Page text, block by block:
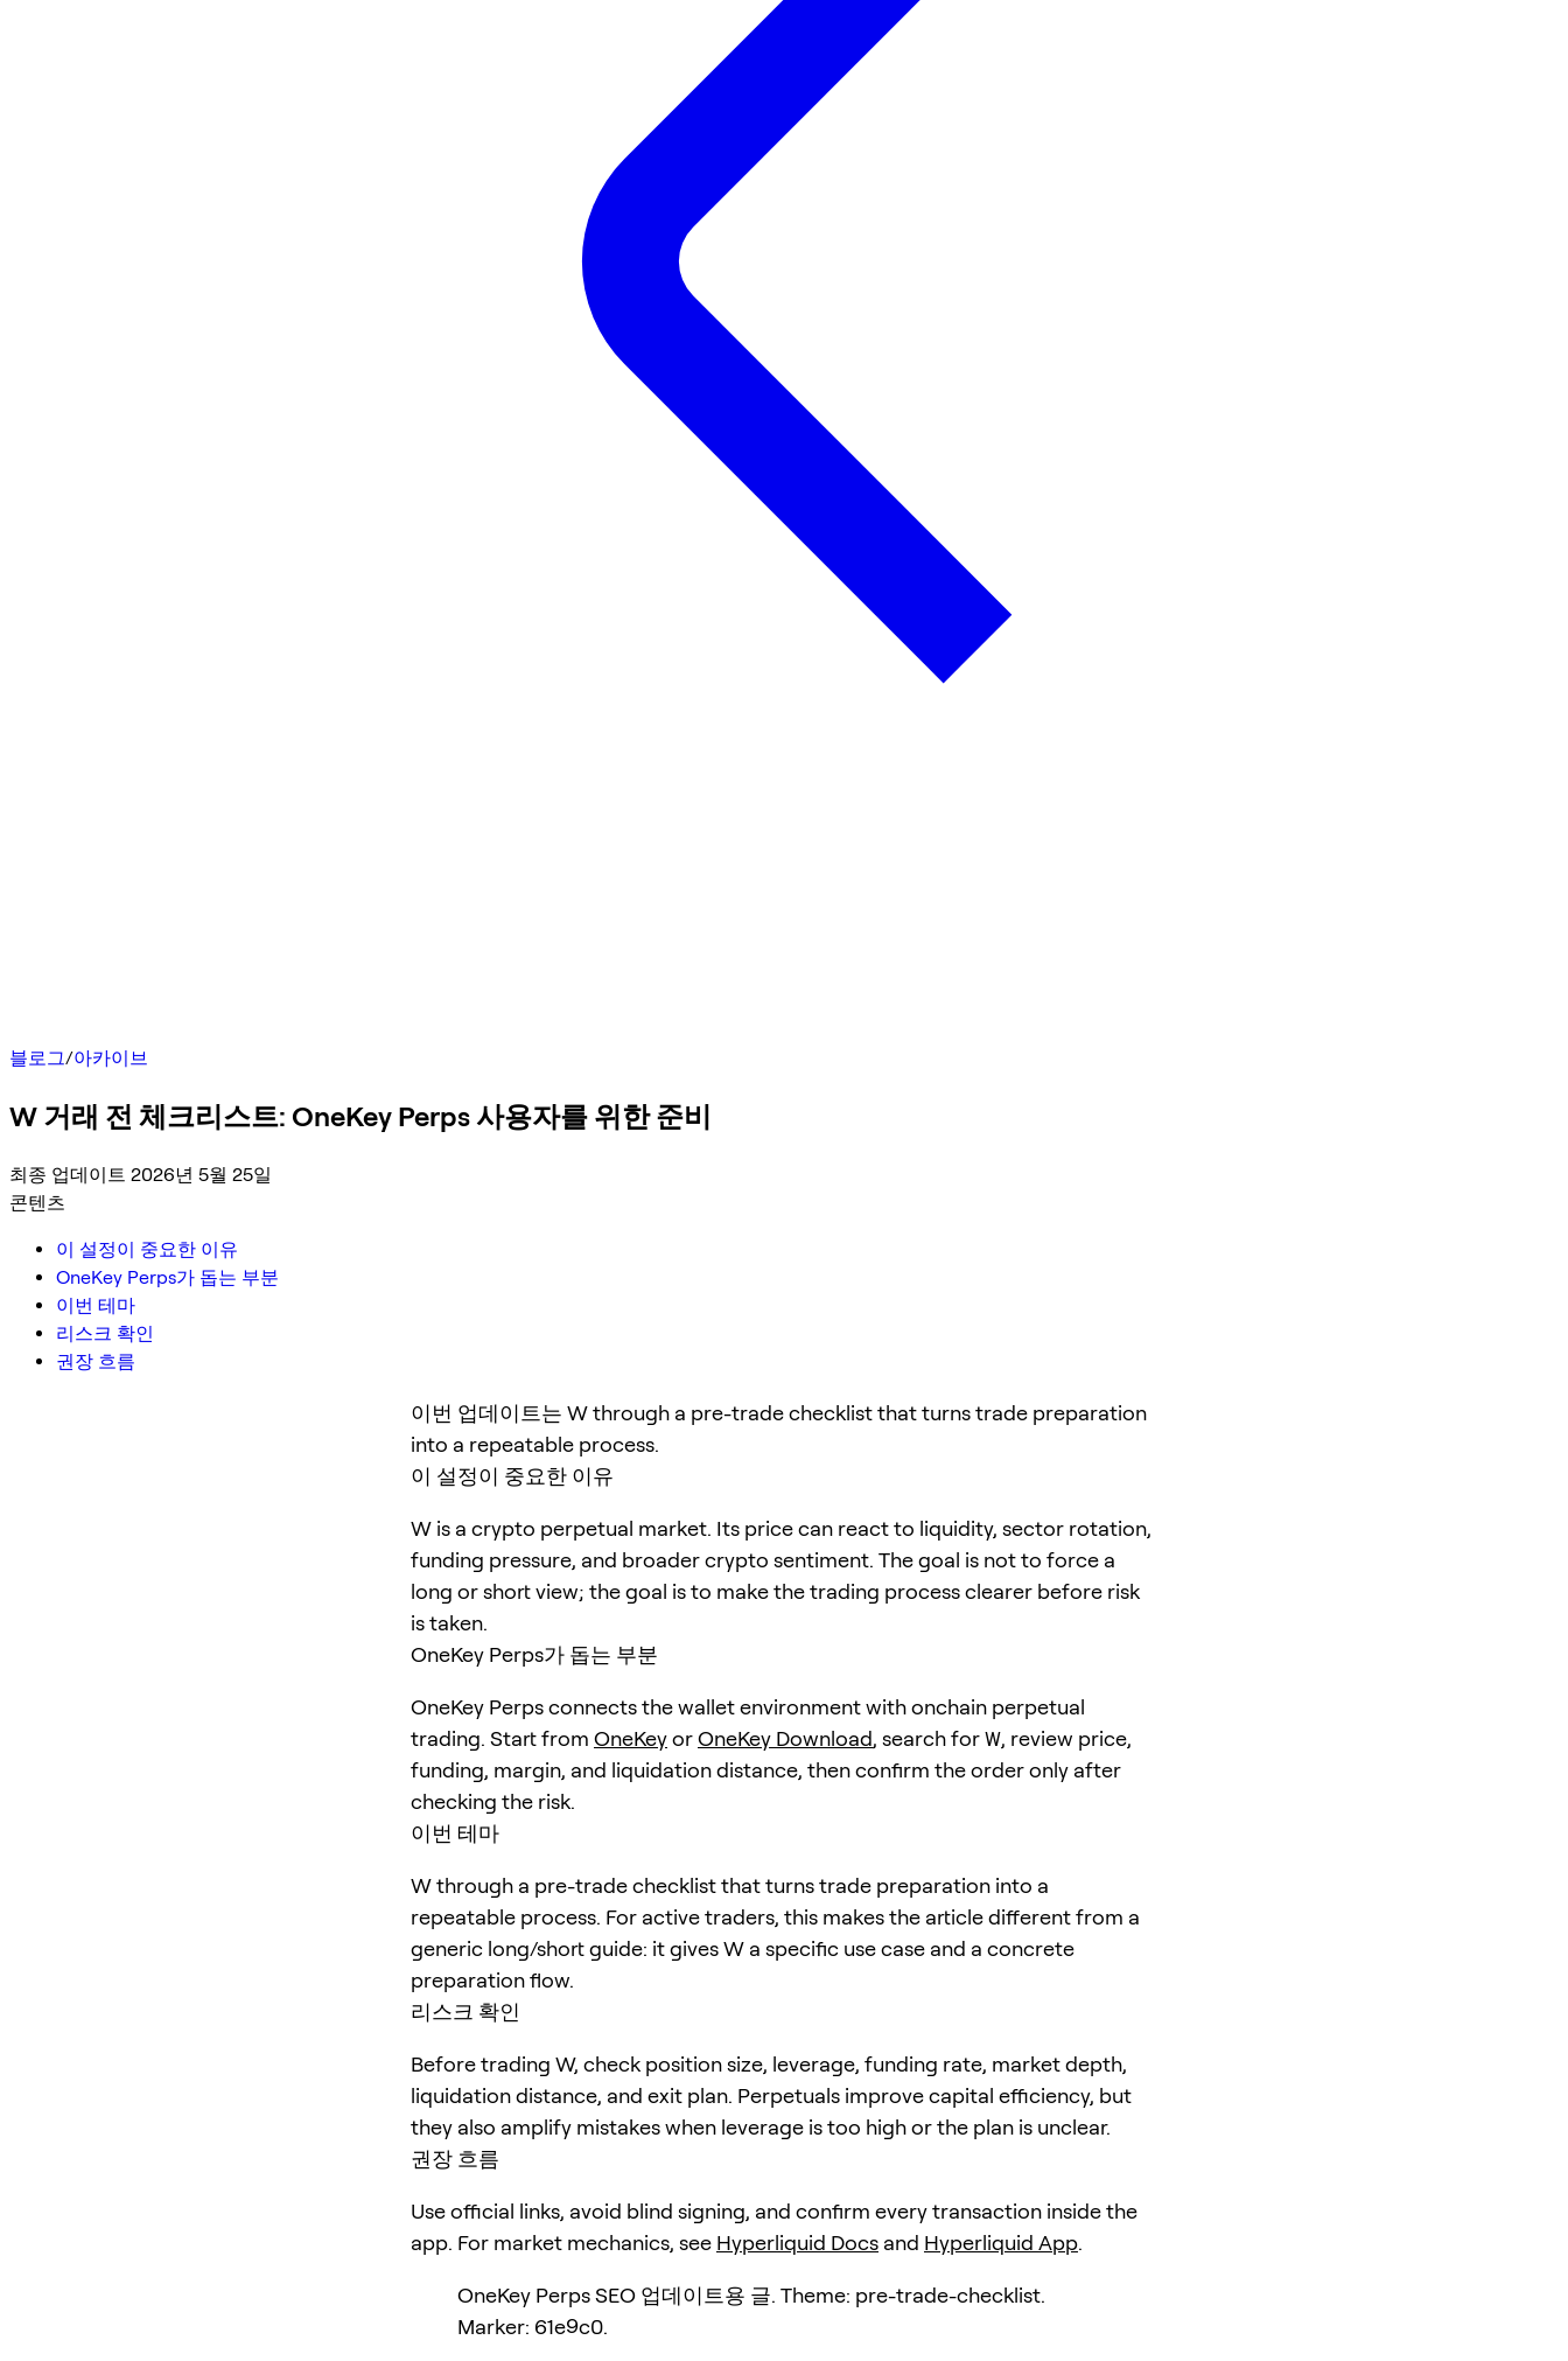
블로그/아카이브
W 거래 전 체크리스트: OneKey Perps 사용자를 위한 준비
최종 업데이트 2026년 5월 25일
콘텐츠
이 설정이 중요한 이유
OneKey Perps가 돕는 부분
이번 테마
리스크 확인
권장 흐름
이번 업데이트는 W through a pre-trade checklist that turns trade preparation
into a repeatable process.
이 설정이 중요한 이유
W is a crypto perpetual market. Its price can react to liquidity, sector rotation,
funding pressure, and broader crypto sentiment. The goal is not to force a
long or short view; the goal is to make the trading process clearer before risk
is taken.
OneKey Perps가 돕는 부분
OneKey Perps connects the wallet environment with onchain perpetual
trading. Start from OneKeyorOneKey Download, search forW, review price,
funding, margin, and liquidation distance, then confirm the order only after
checking the risk.
이번 테마
W through a pre-trade checklist that turns trade preparation into a
repeatable process. For active traders, this makes the article different from a
generic long/short guide: it gives W a specific use case and a concrete
preparation flow.
리스크 확인
Before trading W, check position size, leverage, funding rate, market depth,
liquidation distance, and exit plan. Perpetuals improve capital efficiency, but
they also amplify mistakes when leverage is too high or the plan is unclear.
권장 흐름
Use official links, avoid blind signing, and confirm every transaction inside the
app. For market mechanics, see Hyperliquid Docs and Hyperliquid App.
OneKey Perps SEO 업데이트용 글. Theme: pre-trade-checklist.
Marker: 61e9c0.